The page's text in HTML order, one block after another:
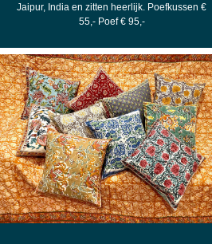
Jaipur, India en zitten heerlijk. Poefkussen €
55,- Poef € 95,-